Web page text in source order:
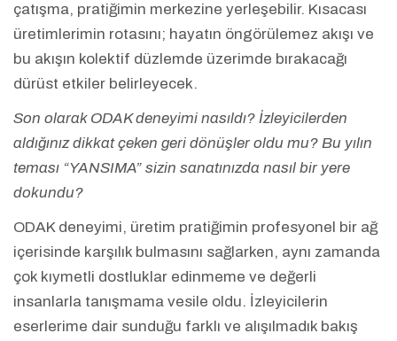
çatışma, pratiğimin merkezine yerleşebilir. Kısacası
üretimlerimin rotasını; hayatın öngörülemez akışı ve
bu akışın kolektif düzlemde üzerimde bırakacağı
dürüst etkiler belirleyecek.
Son olarak ODAK deneyimi nasıldı? İzleyicilerden
aldığınız dikkat çeken geri dönüşler oldu mu? Bu yılın
teması “YANSIMA” sizin sanatınızda nasıl bir yere
dokundu?
ODAK deneyimi, üretim pratiğimin profesyonel bir ağ
içerisinde karşılık bulmasını sağlarken, aynı zamanda
çok kıymetli dostluklar edinmeme ve değerli
insanlarla tanışmama vesile oldu. İzleyicilerin
eserlerime dair sunduğu farklı ve alışılmadık bakış